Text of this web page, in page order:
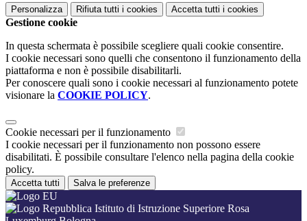
Personalizza Rifiuta tutti i cookies Accetta tutti i cookies
Gestione cookie
In questa schermata è possibile scegliere quali cookie consentire.
I cookie necessari sono quelli che consentono il funzionamento della
piattaforma e non è possibile disabilitarli.
Per conoscere quali sono i cookie necessari al funzionamento potete
visionare la COOKIE POLICY.
Cookie necessari per il funzionamento
I cookie necessari per il funzionamento non possono essere
disabilitati. È possibile consultare l'elenco nella pagina della cookie
policy.
Accetta tutti Salva le preferenze
Istituto di Istruzione Superiore Rosa